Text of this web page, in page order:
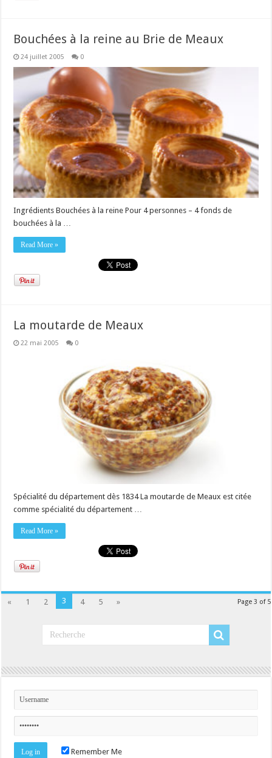
Bouchées à la reine au Brie de Meaux
24 juillet 2005 0
Ingrédients Bouchées à la reine Pour 4 personnes – 4 fonds de
bouchées à la …
Read More »
La moutarde de Meaux
22 mai 2005 0
Spécialité du département dès 1834 La moutarde de Meaux est citée
comme spécialité du département …
Read More »
Page 3 of 5
« 1 2 3 4 5 »
Remember Me